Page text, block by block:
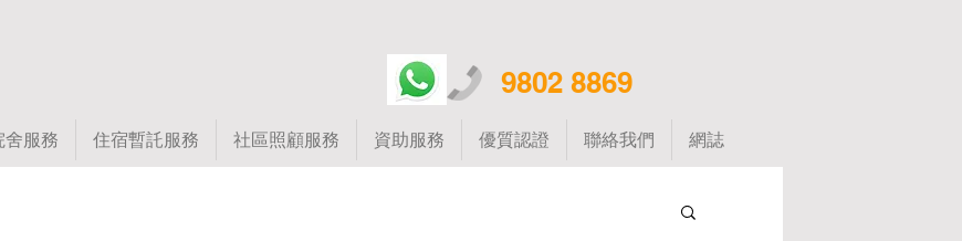
9802 8869
舍服務 住宿暫託服務 社區照顧服務 資助服務 優質認證 聯絡我們 網誌